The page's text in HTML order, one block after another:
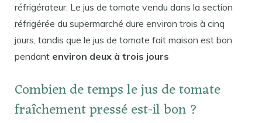
réfrigérateur. Le jus de tomate vendu dans la section
réfrigérée du supermarché dure environ trois à cinq
jours, tandis que le jus de tomate fait maison est bon
pendant environ deux à trois jours
Combien de temps le jus de tomate
fraîchement pressé est-il bon ?